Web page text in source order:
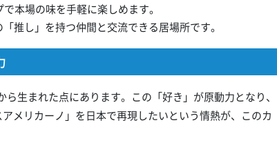
本場の味を手軽に楽しめます。
「推し」を持つ仲間と交流できる居場所です。
生まれた点にあります。この「好き」が原動力となり、
メリカーノ」を日本で再現したいという情熱が、このカ